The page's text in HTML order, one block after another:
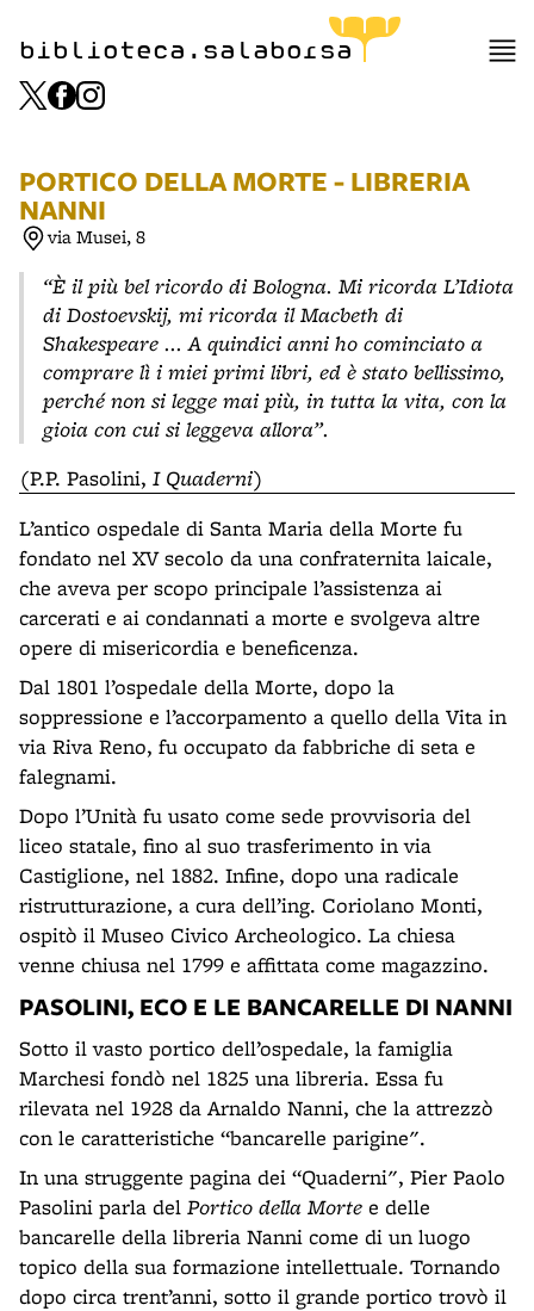
biblioteca.salaborsa
PORTICO DELLA MORTE - LIBRERIA
NANNI
via Musei, 8
“È il più bel ricordo di Bologna. Mi ricorda L’Idiota
di Dostoevskij, mi ricorda il Macbeth di
Shakespeare ... A quindici anni ho cominciato a
comprare lì i miei primi libri, ed è stato bellissimo,
perché non si legge mai più, in tutta la vita, con la
gioia con cui si leggeva allora”.
(P.P. Pasolini, I Quaderni)
L’antico ospedale di Santa Maria della Morte fu
fondato nel XV secolo da una confraternita laicale,
che aveva per scopo principale l’assistenza ai
carcerati e ai condannati a morte e svolgeva altre
opere di misericordia e beneficenza.
Dal 1801 l’ospedale della Morte, dopo la
soppressione e l’accorpamento a quello della Vita in
via Riva Reno, fu occupato da fabbriche di seta e
falegnami.
Dopo l’Unità fu usato come sede provvisoria del
liceo statale, fino al suo trasferimento in via
Castiglione, nel 1882. Infine, dopo una radicale
ristrutturazione, a cura dell’ing. Coriolano Monti,
ospitò il Museo Civico Archeologico. La chiesa
venne chiusa nel 1799 e affittata come magazzino.
PASOLINI, ECO E LE BANCARELLE DI NANNI
Sotto il vasto portico dell’ospedale, la famiglia
Marchesi fondò nel 1825 una libreria. Essa fu
rilevata nel 1928 da Arnaldo Nanni, che la attrezzò
con le caratteristiche “bancarelle parigine".
In una struggente pagina dei “Quaderni", Pier Paolo
Pasolini parla del Portico della Morte e delle
bancarelle della libreria Nanni come di un luogo
topico della sua formazione intellettuale. Tornando
dopo circa trent’anni, sotto il grande portico trovò il